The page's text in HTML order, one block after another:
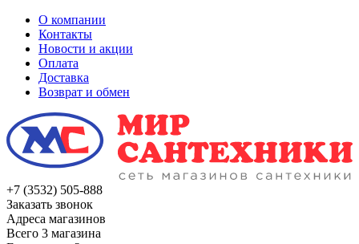
О компании
Контакты
Новости и акции
Оплата
Доставка
Возврат и обмен
+7 (3532) 505-888
Заказать звонок
Адреса магазинов
Всего 3 магазина